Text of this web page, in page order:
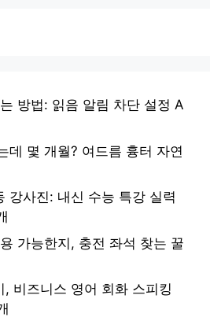
방법: 읽음 알림 차단 설정 A
데 몇 개월? 여드름 흉터 자연
강사진: 내신 수능 특강 실력
가능한지, 충전 좌석 찾는 꿀
, 비즈니스 영어 회화 스피킹